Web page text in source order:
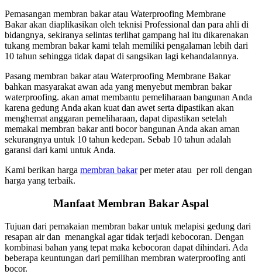
Pemasangan membran bakar atau Waterproofing Membrane
Bakar akan diaplikasikan oleh teknisi Professional dan para ahli di
bidangnya, sekiranya selintas terlihat gampang hal itu dikarenakan
tukang membran bakar kami telah memiliki pengalaman lebih dari
10 tahun sehingga tidak dapat di sangsikan lagi kehandalannya.
Pasang membran bakar atau Waterproofing Membrane Bakar
bahkan masyarakat awan ada yang menyebut membran bakar
waterproofing. akan amat membantu pemeliharaan bangunan Anda
karena gedung Anda akan kuat dan awet serta dipastikan akan
menghemat anggaran pemeliharaan, dapat dipastikan setelah
memakai membran bakar anti bocor bangunan Anda akan aman
sekurangnya untuk 10 tahun kedepan. Sebab 10 tahun adalah
garansi dari kami untuk Anda.
Kami berikan harga membran bakarper meter atau per roll dengan
harga yang terbaik.
Manfaat Membran Bakar Aspal
Tujuan dari pemakaian membran bakar untuk melapisi gedung dari
resapan air dan menangkal agar tidak terjadi kebocoran. Dengan
kombinasi bahan yang tepat maka kebocoran dapat dihindari. Ada
beberapa keuntungan dari pemilihan membran waterproofing anti
bocor.